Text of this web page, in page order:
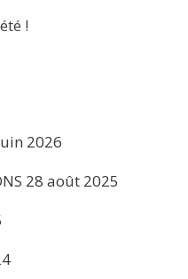
!
2026
28 août 2025